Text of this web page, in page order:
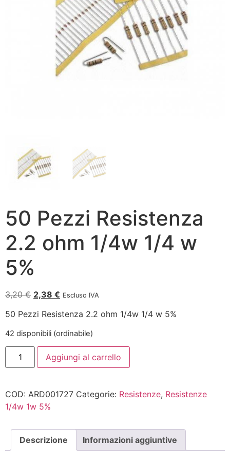
50 Pezzi Resistenza
2.2 ohm 1/4w 1/4 w
5%
3,20€ 2,38 € Escluso IVA
50 Pezzi Resistenza 2.2 ohm 1/4w 1/4 w 5%
42 disponibili (ordinabile)
Aggiungi al carrello
COD: ARD001727 Categorie: Resistenze, Resistenze
1/4w 1w 5%
Descrizione Informazioni aggiuntive